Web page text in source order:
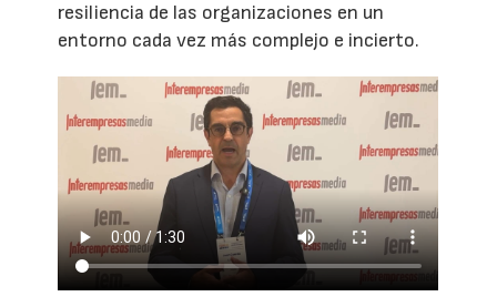
resiliencia de las organizaciones en un
entorno cada vez más complejo e incierto.